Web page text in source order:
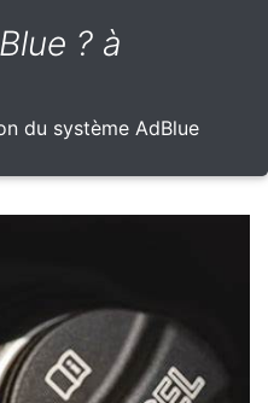
? à
du système AdBlue